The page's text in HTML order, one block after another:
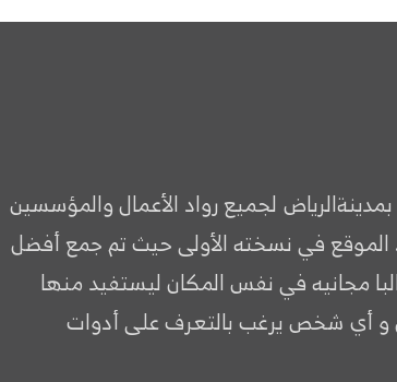
لجميع رواد الأعمال والمؤسسين
الموقع في نسخته الأولى حيث تم جمع أفضل
مجانيه في نفس المكان ليستفيد منها
و أي شخص يرغب بالتعرف على أدوات